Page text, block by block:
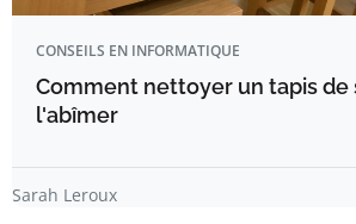
CONSEILS EN INFORMATIQUE
Comment nettoyer un tapis de
l'abîmer
Sarah Leroux